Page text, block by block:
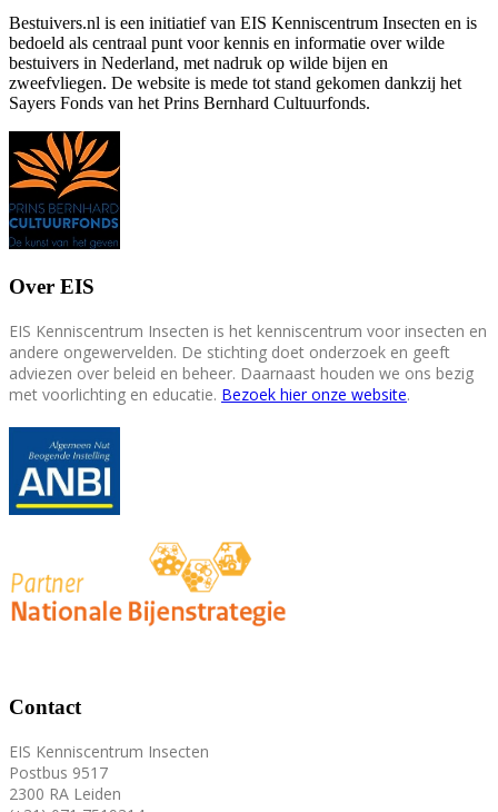
Bestuivers.nl is een initiatief van EIS Kenniscentrum Insecten en is
bedoeld als centraal punt voor kennis en informatie over wilde
bestuivers in Nederland, met nadruk op wilde bijen en
zweefvliegen. De website is mede tot stand gekomen dankzij het
Sayers Fonds van het Prins Bernhard Cultuurfonds.
Over EIS
EIS Kenniscentrum Insecten is het kenniscentrum voor insecten en
andere ongewervelden. De stichting doet onderzoek en geeft
adviezen over beleid en beheer. Daarnaast houden we ons bezig
met voorlichting en educatie. Bezoek hier onze website.
Contact
EIS Kenniscentrum Insecten
Postbus 9517
2300 RA Leiden